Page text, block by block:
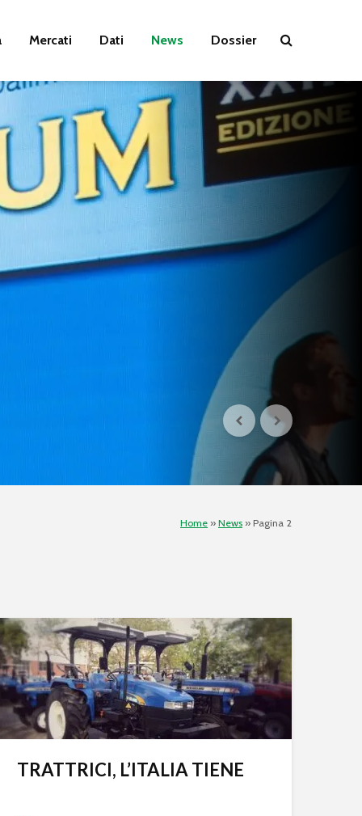
Mercati Dati News Dossier
Home » News » Pagina 2
TRATTRICI, L’ITALIA TIENE